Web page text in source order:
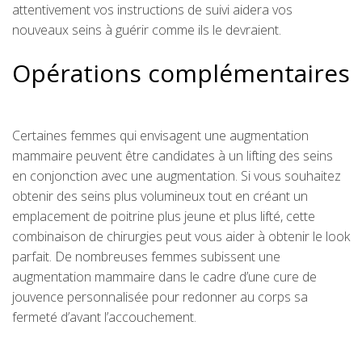
attentivement vos instructions de suivi aidera vos
nouveaux seins à guérir comme ils le devraient.
Opérations complémentaires
Certaines femmes qui envisagent une augmentation
mammaire peuvent être candidates à un lifting des seins
en conjonction avec une augmentation. Si vous souhaitez
obtenir des seins plus volumineux tout en créant un
emplacement de poitrine plus jeune et plus lifté, cette
combinaison de chirurgies peut vous aider à obtenir le look
parfait. De nombreuses femmes subissent une
augmentation mammaire dans le cadre d’une cure de
jouvence personnalisée pour redonner au corps sa
fermeté d’avant l’accouchement.